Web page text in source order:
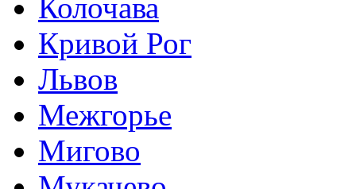
Колочава
Кривой Рог
Львов
Межгорье
Мигово